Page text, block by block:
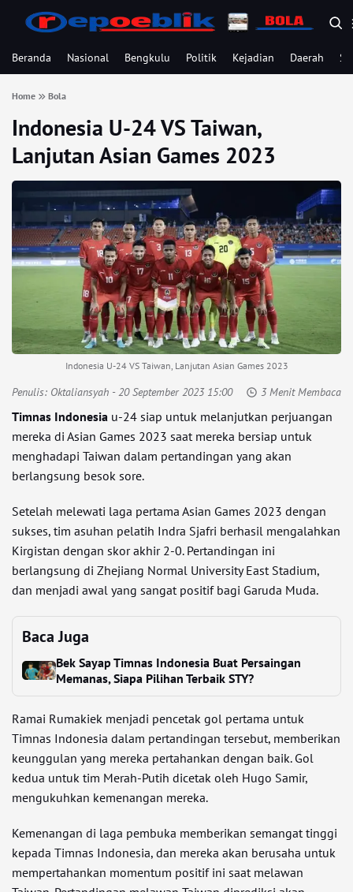
Beranda Nasional Bengkulu Politik Kejadian Daerah
Home Bola
Indonesia U-24 VS Taiwan,
Lanjutan Asian Games 2023
Indonesia U-24 VS Taiwan, Lanjutan Asian Games 2023
Penulis: Oktaliansyah - 20 September 2023 15:00 3 Menit Membaca
Timnas Indonesia u-24 siap untuk melanjutkan perjuangan
mereka di Asian Games 2023 saat mereka bersiap untuk
menghadapi Taiwan dalam pertandingan yang akan
berlangsung besok sore.
Setelah melewati laga pertama Asian Games 2023 dengan
sukses, tim asuhan pelatih Indra Sjafri berhasil mengalahkan
Kirgistan dengan skor akhir 2-0. Pertandingan ini
berlangsung di Zhejiang Normal University East Stadium,
dan menjadi awal yang sangat positif bagi Garuda Muda.
Baca Juga
Bek Sayap Timnas Indonesia Buat Persaingan
Memanas, Siapa Pilihan Terbaik STY?
Ramai Rumakiek menjadi pencetak gol pertama untuk
Timnas Indonesia dalam pertandingan tersebut, memberikan
keunggulan yang mereka pertahankan dengan baik. Gol
kedua untuk tim Merah-Putih dicetak oleh Hugo Samir,
mengukuhkan kemenangan mereka.
Kemenangan di laga pembuka memberikan semangat tinggi
kepada Timnas Indonesia, dan mereka akan berusaha untuk
mempertahankan momentum positif ini saat melawan